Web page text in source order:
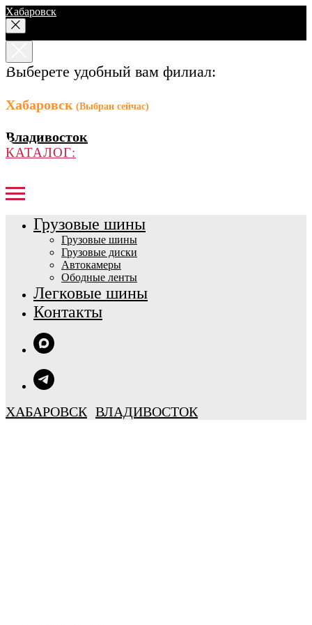
Хабаровск
Выберете удобный вам филиал:
Хабаровск (Выбран сейчас)
Владивосток
КАТАЛОГ:
Грузовые шины
Грузовые шины
Грузовые диски
Автокамеры
Ободные ленты
Легковые шины
Контакты
ХАБАРОВСК ВЛАДИВОСТОК